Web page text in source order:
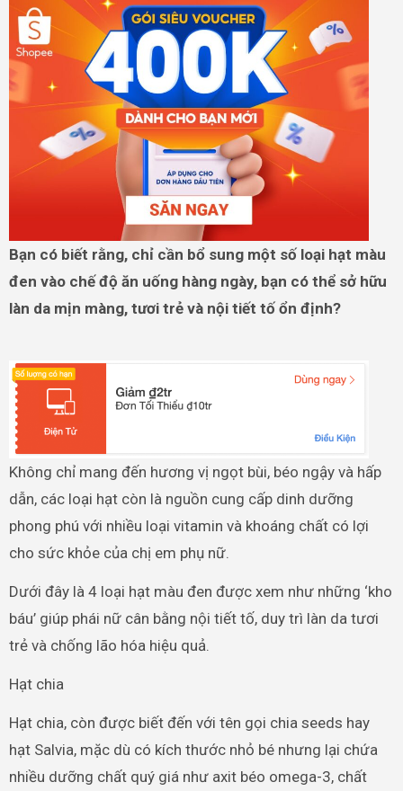
Bạn có biết rằng, chỉ cần bổ sung một số loại hạt màu
đen vào chế độ ăn uống hàng ngày, bạn có thể sở hữu
làn da mịn màng, tươi trẻ và nội tiết tố ổn định?
Không chỉ mang đến hương vị ngọt bùi, béo ngậy và hấp
dẫn, các loại hạt còn là nguồn cung cấp dinh dưỡng
phong phú với nhiều loại vitamin và khoáng chất có lợi
cho sức khỏe của chị em phụ nữ.
Dưới đây là 4 loại hạt màu đen được xem như những ‘kho
báu’ giúp phái nữ cân bằng nội tiết tố, duy trì làn da tươi
trẻ và chống lão hóa hiệu quả.
Hạt chia
Hạt chia, còn được biết đến với tên gọi chia seeds hay
hạt Salvia, mặc dù có kích thước nhỏ bé nhưng lại chứa
nhiều dưỡng chất quý giá như axit béo omega-3, chất